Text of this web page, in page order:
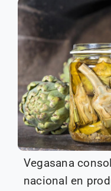
Vegasana
nacional en